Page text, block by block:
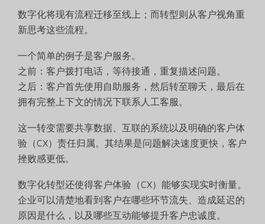
数字化将现有流程迁移至线上；而转型则从客户视角重
新思考这些流程。
一个简单的例子是客户服务。
之前：客户拨打电话，等待接通，重复描述问题。
之后：客户首先使用自助服务，然后转至聊天，最后在
拥有完整上下文的情况下联系人工客服。
这一转变需要共享数据、互联的系统以及明确的客户体
验（CX）责任归属。其结果是问题解决速度更快，客户
挫败感更低。
数字化转型还使得客户体验（CX）能够实现实时衡量。
企业可以清楚地看到客户在哪些环节流失、造成延迟的
原因是什么，以及哪些互动能够提升客户忠诚度。